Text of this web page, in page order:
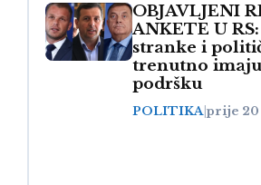
OBJAVLJENI
ANKETE U
stranke i
trenutno
podršku
POLITIKAprije